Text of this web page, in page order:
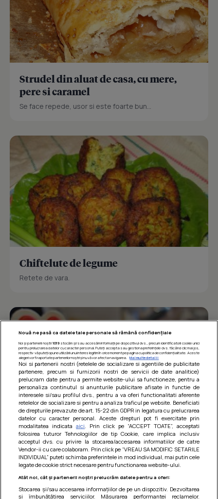
Strudel din aluat de casa, cu mere,
pere si caramel
Se face repede, usor si este foarte bun...
Chiftelute de legume
Retete de vara.
Barcute din vinete cu arpagic rosu
Un deliciu usor de preparat!
Nouă ne pasă ca datele tale personale să rămână confidențiale
Noi și partenerii noștri 1019stocăm și/sau accesăm informații pe dispozitivul dvs., precum identificatorii cookie unici
pentru prelucrarea datelor cu caracter personal. Puteți accepta sau gestiona preferințele dvs. făcând clic mai jos,
respectiv vă puteți opune utilizării unui interes legitim în orice moment pe pagina cu politica de confidențialitate. Aceste
alegeri vor fi raportate partenerilor noștri și nu vă vor afecta navigarea.
Mai multe detalii
Noi si partenerii nostri (retelele de socializare si agentiile de publicitate
partenere, precum si furnizorii nostri de servicii de date analitice)
prelucram date pentru a permite website-ului sa functioneze, pentru a
personaliza continutul si anunturile publicitare afisate in functie de
interesele si/sau profilul dvs., pentru a va oferi functionalitati aferente
retelelor de socializare si pentru a analiza traficul pe website. Beneficiati
de drepturile prevazute de art. 15-22 din GDPR in legatura cu prelucrarea
datelor cu caracter personal. Aceste drepturi pot fi exercitate prin
modalitatea indicataaici . Prin click pe “ACCEPT TOATE”, acceptati
folosirea tuturor Tehnologiilor de tip Cookie, care implica inclusiv
acceptul dvs. cu privire la stocarea/accesarea informatiilor de catre
Vendor-ii cu care colaboram. Prin click pe “VREAU SA MODIFIC SETARILE
INDIVIDUAL” puteti schimba preferintele in mod individual, mai putin cele
legate de cookie strict necesare pentru functionarea website-ului.
Atât noi, cât și partenerii noștri prelucrăm datele pentru a oferi:
Stocarea și/sau accesarea informațiilor de pe un dispozitiv. Dezvoltarea
și îmbunătățirea serviciilor. Măsurarea performanței reclamelor.